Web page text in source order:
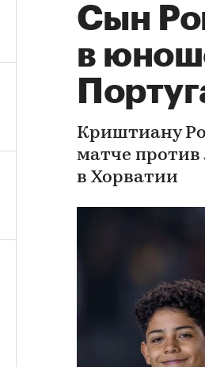
Сын
в
Криштиану
матче
в Хорватии